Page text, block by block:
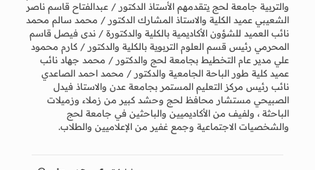
والتربية جامعة لحج يتقدمهم الأستاذ الدكتور / عبدالفتاح قاسم ناصر
الشعيبي عميد الكلية والاستاذ المشارك الدكتور / محمد سالم محمد
نائب العميد للشؤون الأكاديمية بالكلية والدكتورة / ندى فيصل قاسم
المحرمي رئيس قسم العلوم التربوية بالكلية والدكتور / كارم محمود
علي مدير عام التخطيط بجامعة لحج والدكتور / محمد جهاد نائب
عميد كلية طور الباحة الجامعية والدكتور / محمد احمد الصاعدي
نائب رئيس مركز التعليم المستمر بجامعة عدن والاستاذ فيدل
الصبيحي مستشار محافظ لحج وحشد كبير من زملاء وزميلات
الباحثة ، ولفيف من الأكاديميين والباحثين في جامعة لحج
والشخصيات الاجتماعية وجمع غفير من الإعلاميين والطلاب.